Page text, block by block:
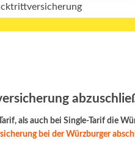
als auch bei Single-Tarif die
bei der Würzburger